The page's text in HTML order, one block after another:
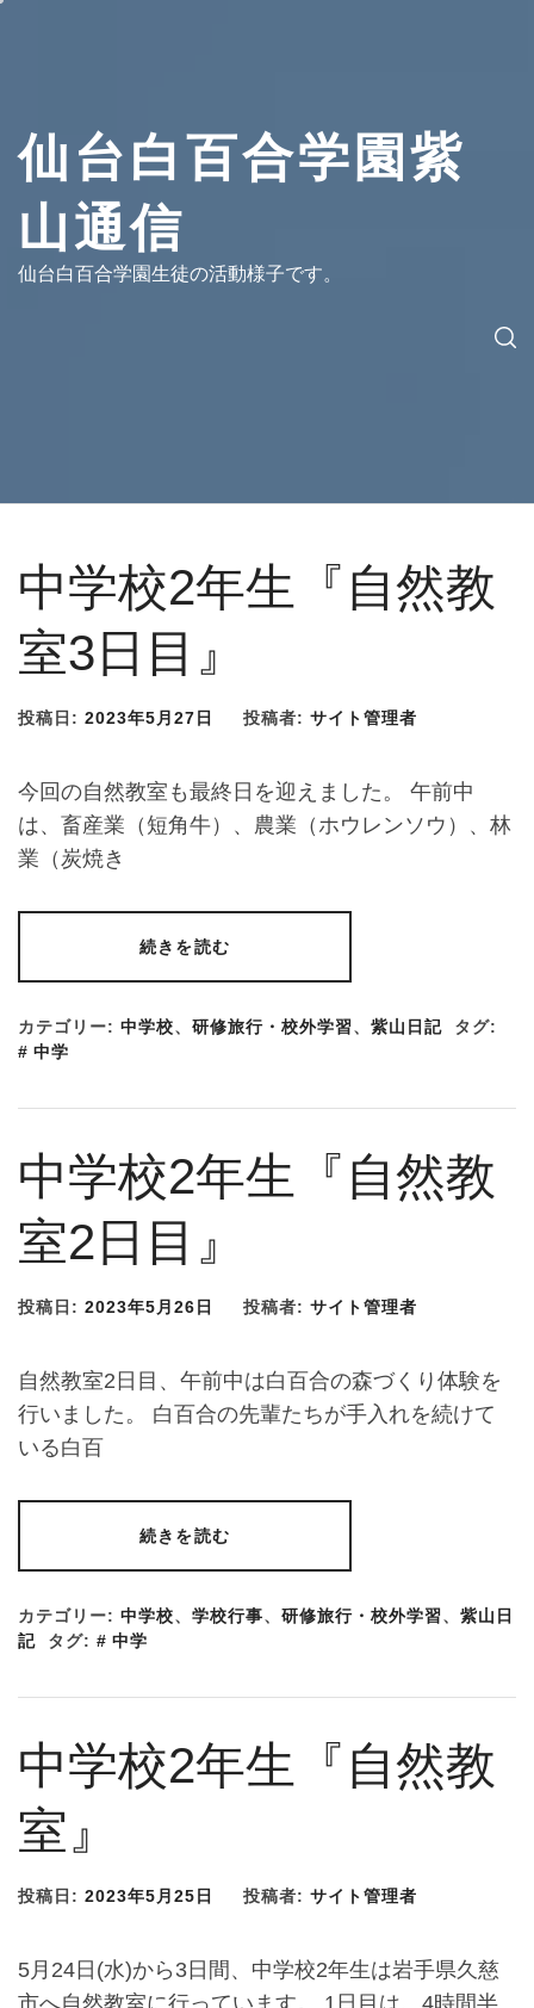
へ仙台白百合学園紫
山通信
仙台白百合学園生徒の活動様子です。
中学校2年生『自然教
室3日目』
投稿日: 2023年5月27日 投稿者: サイト管理者
今回の自然教室も最終日を迎えました。 午前中
は、畜産業（短角牛）、農業（ホウレンソウ）、林
業（炭焼き
続きを読む
カテゴリー: 中学校、 研修旅行・校外学習、 紫山日記
タグ:
中学
中学校2年生『自然教
室2日目』
投稿日: 2023年5月26日 投稿者: サイト管理者
自然教室2日目、午前中は白百合の森づくり体験を
行いました。 白百合の先輩たちが手入れを続けて
いる白百
続きを読む
カテゴリー: 中学校、 学校行事、 研修旅行・校外学習、 紫山日
記
タグ: 中学
中学校2年生『自然教
室』
投稿日: 2023年5月25日 投稿者: サイト管理者
5月24日(水)から3日間、中学校2年生は岩手県久慈
市へ自然教室に行っています。 1日目は、4時間半